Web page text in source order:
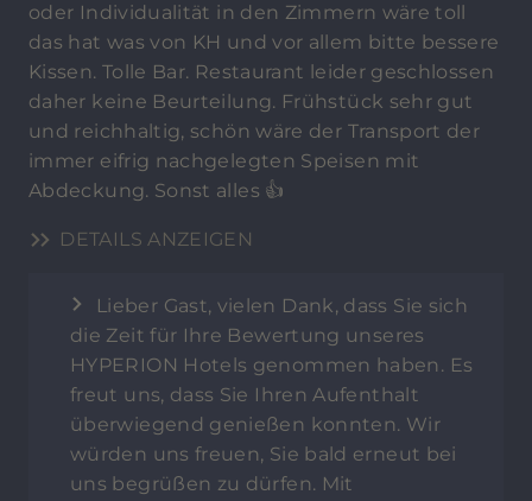
oder Individualität in den Zimmern wäre toll
das hat was von KH und vor allem bitte bessere
Kissen. Tolle Bar. Restaurant leider geschlossen
daher keine Beurteilung. Frühstück sehr gut
und reichhaltig, schön wäre der Transport der
immer eifrig nachgelegten Speisen mit
Abdeckung. Sonst alles 👍
DETAILS ANZEIGEN
Lieber Gast, vielen Dank, dass Sie sich
die Zeit für Ihre Bewertung unseres
HYPERION Hotels genommen haben. Es
freut uns, dass Sie Ihren Aufenthalt
überwiegend genießen konnten. Wir
würden uns freuen, Sie bald erneut bei
uns begrüßen zu dürfen. Mit